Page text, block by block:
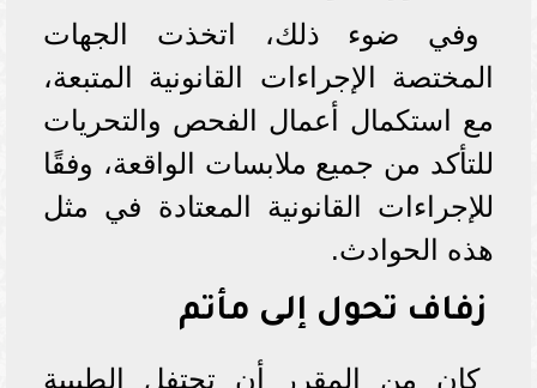
وفي ضوء ذلك، اتخذت الجهات
المختصة الإجراءات القانونية المتبعة،
مع استكمال أعمال الفحص والتحريات
للتأكد من جميع ملابسات الواقعة، وفقًا
للإجراءات القانونية المعتادة في مثل
هذه الحوادث.
زفاف تحول إلى مأتم
كان من المقرر أن تحتفل الطبيبة